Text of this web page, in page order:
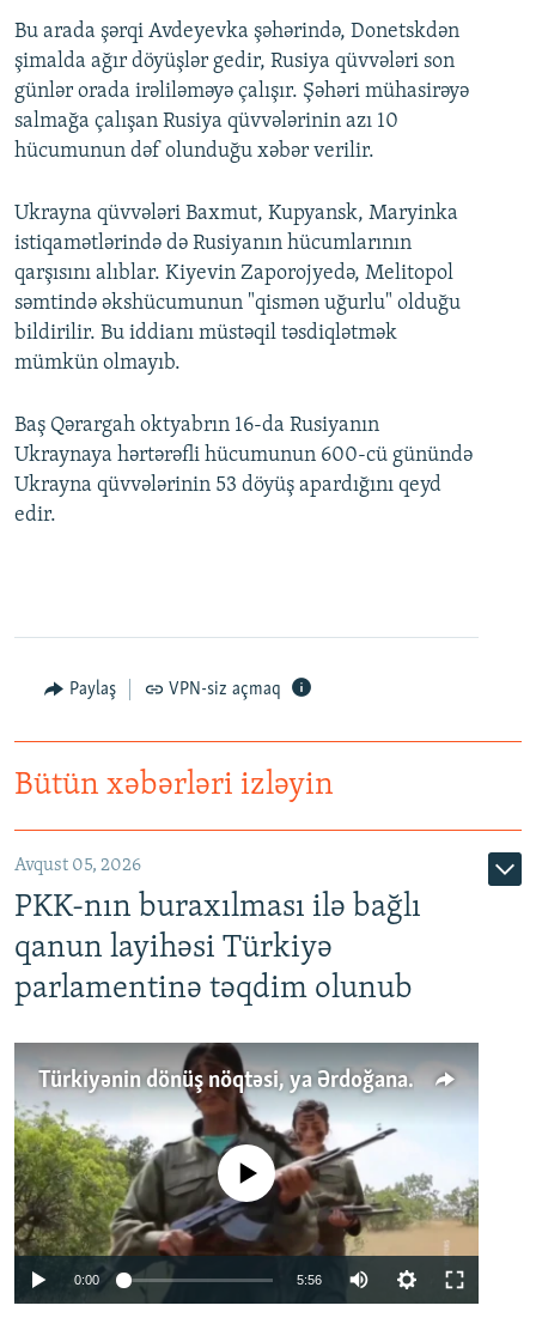
Bu arada şərqi Avdeyevka şəhərində, Donetskdən
şimalda ağır döyüşlər gedir, Rusiya qüvvələri son
günlər orada irəliləməyə çalışır. Şəhəri mühasirəyə
salmağa çalışan Rusiya qüvvələrinin azı 10
hücumunun dəf olunduğu xəbər verilir.
Ukrayna qüvvələri Baxmut, Kupyansk, Maryinka
istiqamətlərində də Rusiyanın hücumlarının
qarşısını alıblar. Kiyevin Zaporojyedə, Melitopol
səmtində əkshücumunun "qismən uğurlu" olduğu
bildirilir. Bu iddianı müstəqil təsdiqlətmək
mümkün olmayıb.
Baş Qərargah oktyabrın 16-da Rusiyanın
Ukraynaya hərtərəfli hücumunun 600-cü günündə
Ukrayna qüvvələrinin 53 döyüş apardığını qeyd
edir.
Paylaş VPN-siz açmaq
Bütün xəbərləri izləyin
Avqust 05, 2026
PKK-nın buraxılması ilə bağlı
qanun layihəsi Türkiyə
parlamentinə təqdim olunub
Türkiyənin dönüş nöqtəsi, ya Ərdoğana üçüncü şans: PKK ilə qəfil barışıq nə deməkdir?
No media source currently available
0:00 5:56